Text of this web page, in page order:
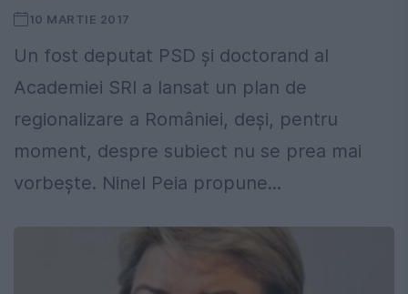
10 MARTIE 2017
Un fost deputat PSD și doctorand al
Academiei SRI a lansat un plan de
regionalizare a României, deşi, pentru
moment, despre subiect nu se prea mai
vorbeşte. Ninel Peia propune...